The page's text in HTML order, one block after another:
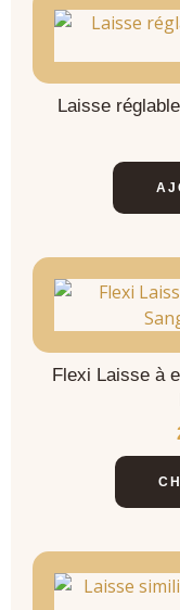
Laisse
Flexi Laisse à